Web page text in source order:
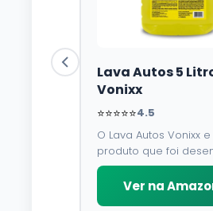
Lava Autos 5
Vonixx
⭐⭐⭐⭐⭐4.5
O Lava Autos Vonixx
produto que foi
para limpar,
conservar a lataria do
Por possuir pH neutro,
Ver na